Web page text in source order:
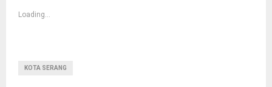
Loading...
KOTA SERANG